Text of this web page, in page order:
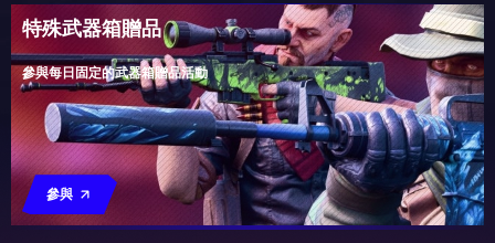
特殊武器箱贈品
參與每日固定的武器箱贈品活動
參與